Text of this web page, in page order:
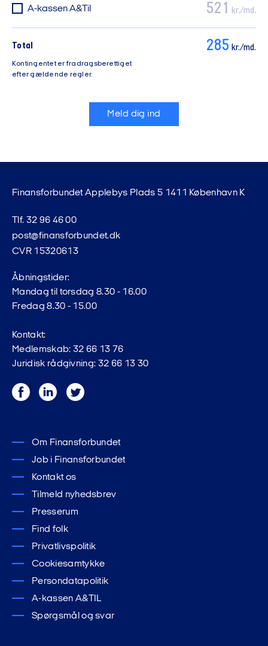
A-kassen A&Til 521 kr./md.
Total 285 kr./md.
Kontingentet er fradragsberettiget
efter gældende regler.
Meld dig ind
Finansforbundet Applebys Plads 5 1411 København K
Tlf. 32 96 46 00
post@finansforbundet.dk
CVR 15320613
Åbningstider:
Mandag til torsdag 8.30 - 16.00
Fredag 8.30 - 15.00
Kontakt:
Medlemskab: 32 66 13 76
Juridisk rådgivning: 32 66 13 30
FacebookLinkedInTwitter
Om Finansforbundet
Job i Finansforbundet
Kontakt os
Tilmeld nyhedsbrev
Presserum
Find folk
Privatlivspolitik
Cookiesamtykke
Persondatapolitik
A-kassen A&TIL
Spørgsmål og svar